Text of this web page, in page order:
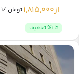
از1,815,000تومان /1 شب
تا 1% تخفیف